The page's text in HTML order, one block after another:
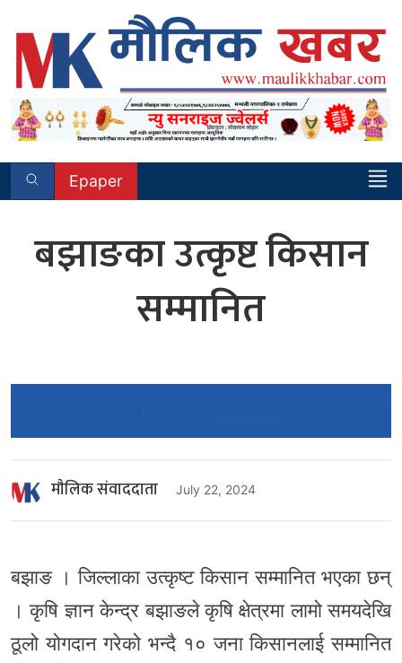
content
Epaper
बझाङका उत्कृष्ट किसान
सम्मानित
माैलिक संवाददाता July 22, 2024
बझाङ । जिल्लाका उत्कृष्ट किसान सम्मानित भएका छन्
। कृषि ज्ञान केन्द्र बझाङले कृषि क्षेत्रमा लामो समयदेखि
ठूलो योगदान गरेको भन्दै १० जना किसानलाई सम्मानित